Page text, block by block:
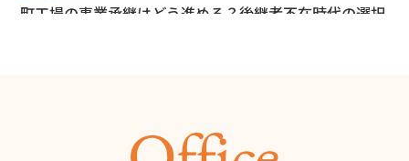
町工場の事業承継はどう進める？後継者不在時代の選択